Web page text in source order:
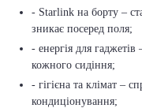
- Starlink на борту –
зникає посеред поля;
- енергія для
кожного сидіння;
- гігієна та клімат –
кондиціонування;